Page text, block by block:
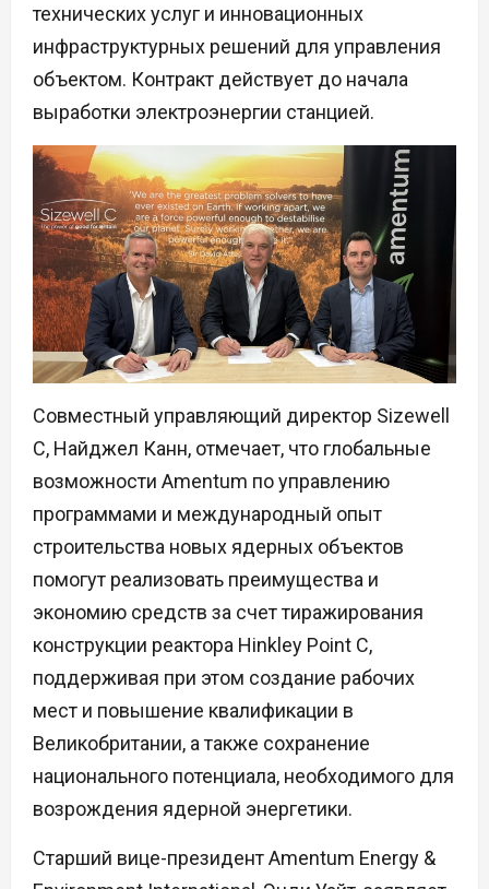
технических услуг и инновационных
инфраструктурных решений для управления
объектом. Контракт действует до начала
выработки электроэнергии станцией.
Совместный управляющий директор Sizewell
C, Найджел Канн, отмечает, что глобальные
возможности Amentum по управлению
программами и международный опыт
строительства новых ядерных объектов
помогут реализовать преимущества и
экономию средств за счет тиражирования
конструкции реактора Hinkley Point C,
поддерживая при этом создание рабочих
мест и повышение квалификации в
Великобритании, а также сохранение
национального потенциала, необходимого для
возрождения ядерной энергетики.
Старший вице-президент Amentum Energy &